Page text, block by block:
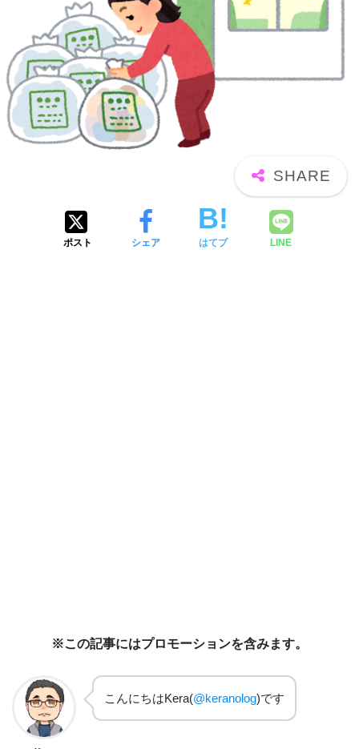
ポスト シェア はてブ LINE
※この記事にはプロモーションを含みます。
こんにちはKera(@keranolog)です